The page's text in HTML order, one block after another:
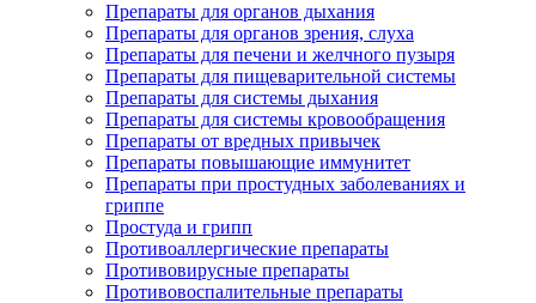
Препараты для органов дыхания
Препараты для органов зрения, слуха
Препараты для печени и желчного пузыря
Препараты для пищеварительной системы
Препараты для системы дыхания
Препараты для системы кровообращения
Препараты от вредных привычек
Препараты повышающие иммунитет
Препараты при простудных заболеваниях и
гриппе
Простуда и грипп
Противоаллергические препараты
Противовирусные препараты
Противовоспалительные препараты